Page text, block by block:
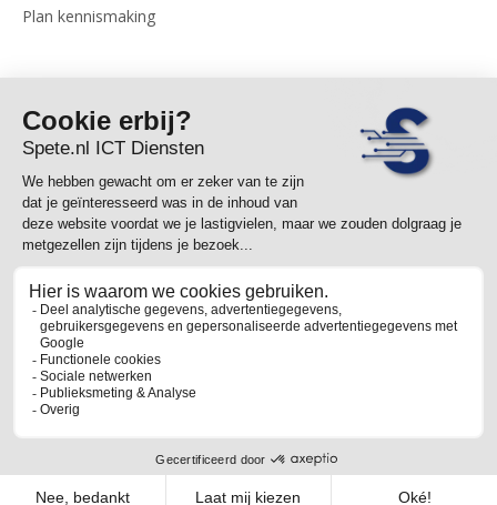
Plan kennismaking
© Spete.nl ICT Diensten2026- alle rechten voorbehouden |
Algemene voorwaarden|Privacy statement
024 - 844 01 00
info@spete.nl